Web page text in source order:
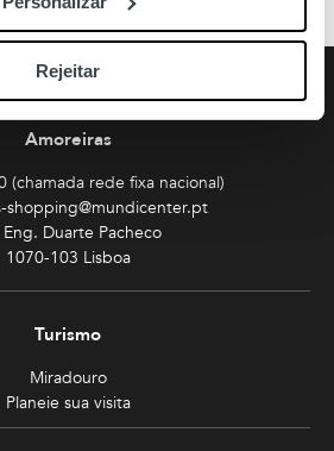
Rejeitar
Facebook
Amoreiras
(chamada rede fixa nacional)
shopping@mundicenter.pt
Duarte Pacheco
1070-103 Lisboa
Turismo
Miradouro
Planeie sua visita